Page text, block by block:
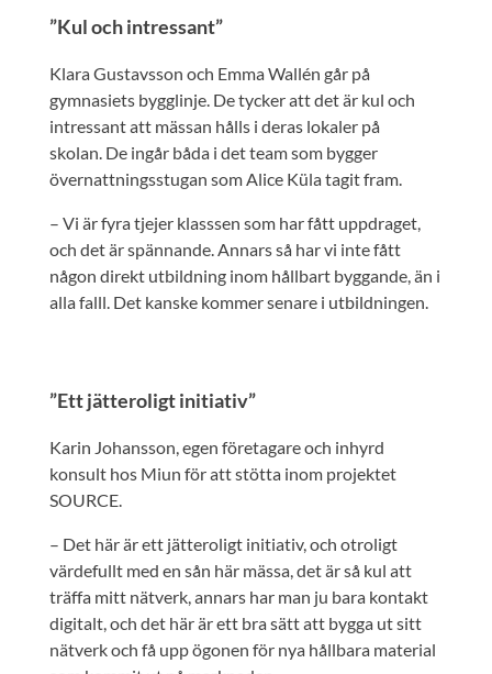
”Kul och intressant”
Klara Gustavsson och Emma Wallén går på
gymnasiets bygglinje. De tycker att det är kul och
intressant att mässan hålls i deras lokaler på
skolan. De ingår båda i det team som bygger
övernattningsstugan som Alice Küla tagit fram.
– Vi är fyra tjejer klasssen som har fått uppdraget,
och det är spännande. Annars så har vi inte fått
någon direkt utbildning inom hållbart byggande, än i
alla falll. Det kanske kommer senare i utbildningen.
”Ett jätteroligt initiativ”
Karin Johansson, egen företagare och inhyrd
konsult hos Miun för att stötta inom projektet
SOURCE.
– Det här är ett jätteroligt initiativ, och otroligt
värdefullt med en sån här mässa, det är så kul att
träffa mitt nätverk, annars har man ju bara kontakt
digitalt, och det här är ett bra sätt att bygga ut sitt
nätverk och få upp ögonen för nya hållbara material